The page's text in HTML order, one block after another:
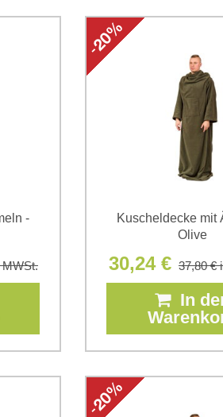
-
Kuscheldecke mit
Olive
30,24 € 37,80 €
In